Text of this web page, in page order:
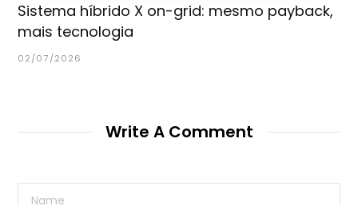
Sistema híbrido X on-grid: mesmo payback,
mais tecnologia
02/07/2026
Write A Comment